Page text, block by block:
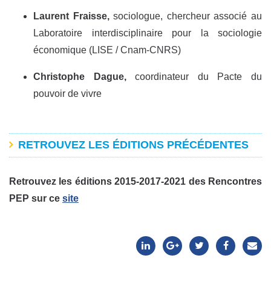
Laurent Fraisse,sociologue, chercheur associé au
Laboratoire interdisciplinaire pour la sociologie
économique (LISE / Cnam-CNRS)
Christophe Dague,coordinateur du Pacte du
pouvoir de vivre
RETROUVEZ LES ÉDITIONS PRÉCÉDENTES
Retrouvez les éditions 2015-2017-2021 des Rencontres
PEP sur ce site